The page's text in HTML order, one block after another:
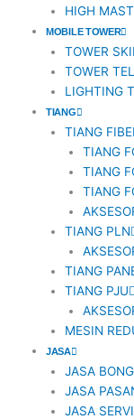
HIGH
MOBILE TOWER
TOWER
TOWER
LIGHTING
TIANG
TIANG
TIANG
TIANG
TIANG
TIANG PLN
TIANG
TIANG PJU
MESIN
JASA
JASA
JASA
JASA